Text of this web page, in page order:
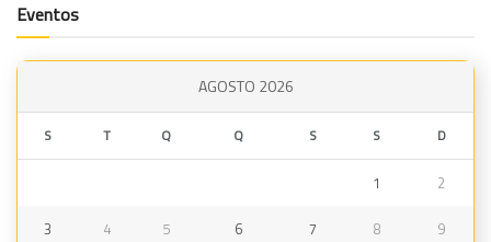
Eventos
AGOSTO 2026
S T Q Q S S D
1 2
3 4 5 6 7 8 9